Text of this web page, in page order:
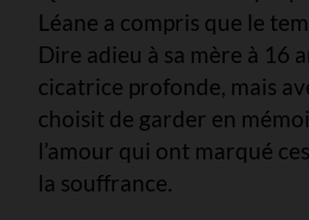
Léane a compris que le
Dire adieu à sa mère à 16
cicatrice profonde, mais
choisit de garder en
l’amour qui ont marqué
la souffrance.